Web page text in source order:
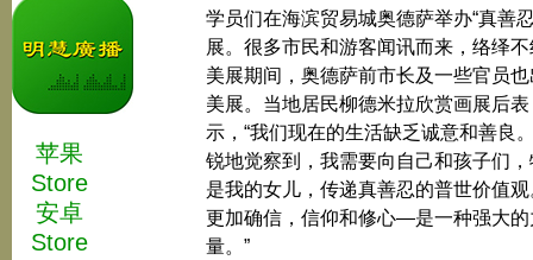
苹果
Store
安卓
Store
学员们在海滨贸易城奥德萨举办“真善
展。很多市民和游客闻讯而来，络绎
美展期间，奥德萨前市长及一些官员也
美展。当地居民柳德米拉欣赏画展后表
示，“我们现在的生活缺乏诚意和善良
锐地觉察到，我需要向自己和孩子们，
是我的女儿，传递真善忍的普世价值观
更加确信，信仰和修心—是一种强大的
量。”